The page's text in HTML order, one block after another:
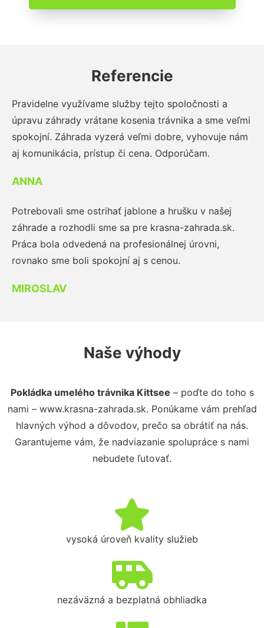
Referencie
Pravidelne využívame služby tejto spoločnosti a
úpravu záhrady vrátane kosenia trávnika a sme veľmi
spokojní. Záhrada vyzerá veľmi dobre, vyhovuje nám
aj komunikácia, prístup či cena. Odporúčam.
ANNA
Potrebovali sme ostrihať jablone a hrušku v našej
záhrade a rozhodli sme sa pre krasna-zahrada.sk.
Práca bola odvedená na profesionálnej úrovni,
rovnako sme boli spokojní aj s cenou.
MIROSLAV
Naše výhody
Pokládka umelého trávnika Kittsee – poďte do toho s
nami – www.krasna-zahrada.sk. Ponúkame vám prehľad
hlavných výhod a dôvodov, prečo sa obrátiť na nás.
Garantujeme vám, že nadviazanie spolupráce s nami
nebudete ľutovať.
vysoká úroveň kvality služieb
nezáväzná a bezplatná obhliadka